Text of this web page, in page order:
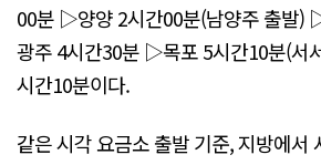
00분 ▷양양 2시간00분(남양주 출발
광주 4시간30분 ▷목포 5시간10분(서
시간10분이다.
같은 시각 요금소 출발 기준, 지방에서